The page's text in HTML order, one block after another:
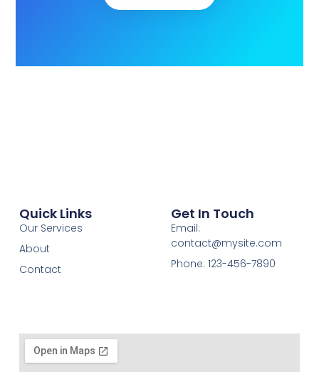
Quick Links
Our Services
About
Contact
Get In Touch
Email:
contact@mysite.com
Phone: 123-456-7890